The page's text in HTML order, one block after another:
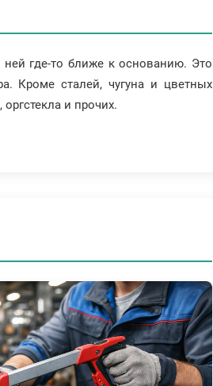
где-то ближе к основанию. Это
Кроме сталей, чугуна и цветных
и прочих.